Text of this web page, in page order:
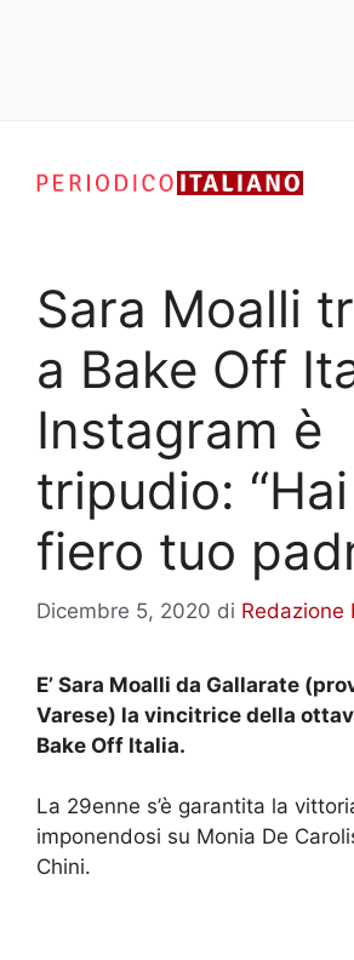
contenuto
Sara Moalli
a Bake Off
Instagram è
tripudio:
fiero tuo
Dicembre 5, 2020 di Redazione
E’ Sara Moalli da Gallarate
Varese) la vincitrice della
Bake Off Italia.
La 29enne s’è garantita la
imponendosi su Monia De
Chini.